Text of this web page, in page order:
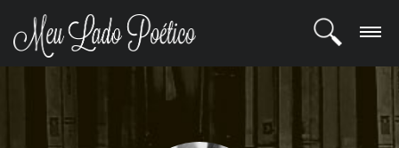
REGISTRO